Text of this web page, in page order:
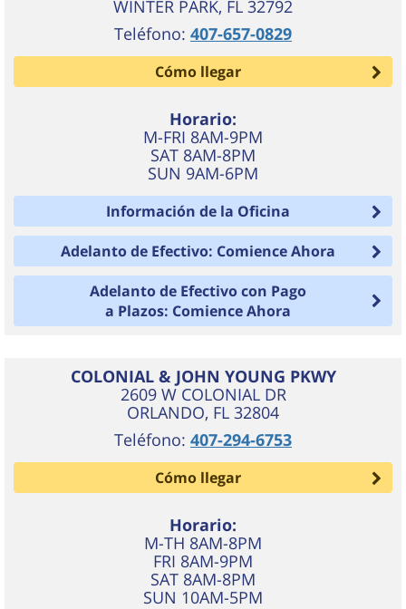
WINTER PARK, FL 32792
Teléfono: 407-657-0829
Cómo llegar
Horario:
M-FRI 8AM-9PM
SAT 8AM-8PM
SUN 9AM-6PM
Información de la Oficina
Adelanto de Efectivo: Comience Ahora
Adelanto de Efectivo con Pago
a Plazos: Comience Ahora
COLONIAL & JOHN YOUNG PKWY
2609 W COLONIAL DR
ORLANDO, FL 32804
Teléfono: 407-294-6753
Cómo llegar
Horario:
M-TH 8AM-8PM
FRI 8AM-9PM
SAT 8AM-8PM
SUN 10AM-5PM